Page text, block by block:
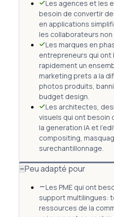
Les agences et les
besoin de convertir
en applications
les collaborateurs non
Les marques en
entrepreneurs qui ont
rapidement un
marketing prets a la
photos produits,
budget design.
Les architectes,
visuels qui ont
la generation IA et
compositing,
surechantillonnage.
Peu adapté pour
Les PME qui ont
support multilingues:
ressources de la